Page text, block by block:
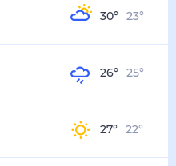
30° 23°
26° 25°
27° 22°